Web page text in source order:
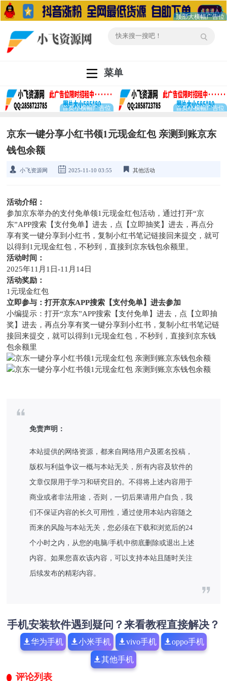
菜单
京东一键分享小红书领1元现金红包 亲测到账京东
钱包余额
小飞资源网 2025-11-10 03:55 其他活动
活动介绍：
参加京东举办的支付免单领1元现金红包活动，通过打开“京
东”APP搜索【支付免单】进去，点【立即抽奖】进去，再点分
享有奖一键分享到小红书，复制小红书笔记链接回来提交，就可
以得到1元现金红包，不秒到，直接到京东钱包余额里。
活动时间：
2025年11月1日-11月14日
活动奖励：
1元现金红包
立即参与：打开京东APP搜索【支付免单】进去参加
小编提示：打开“京东”APP搜索【支付免单】进去，点【立即抽
奖】进去，再点分享有奖一键分享到小红书，复制小红书笔记链
接回来提交，就可以得到1元现金红包，不秒到，直接到京东钱
包余额里
免责声明：
本站提供的网络资源，都来自网络用户及匿名投稿，
版权与利益争议一概与本站无关，所有内容及软件的
文章仅限用于学习和研究目的。不得将上述内容用于
商业或者非法用途，否则，一切后果请用户自负，我
们不保证内容的长久可用性，通过使用本站内容随之
而来的风险与本站无关，您必须在下载和浏览后的24
个小时之内，从您的电脑/手机中彻底删除或退出上述
内容。如果您喜欢该内容，可以支持本站且随时关注
后续发布的精彩内容。
手机安装软件遇到疑问？来看教程直接解决？
华为手机 小米手机 vivo手机 oppo手机
其他手机
评论列表